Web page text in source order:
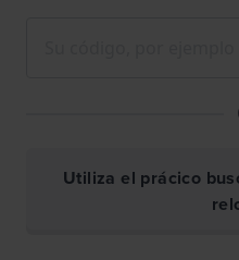
Utiliza el prácico